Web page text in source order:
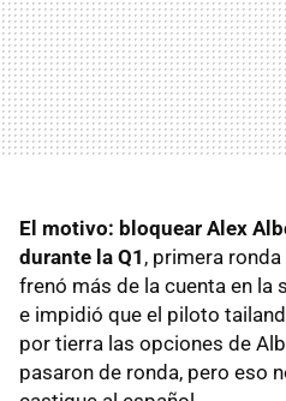
El motivo: bloquear Alex
durante la Q1 , primera
frenó más de la cuenta en la
e impidió que el piloto
por tierra las opciones de
pasaron de ronda, pero eso